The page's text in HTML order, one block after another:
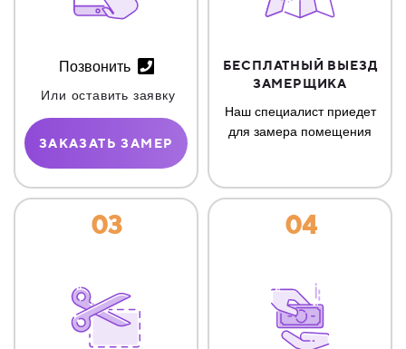
Позвонить
Или оставить заявку
ЗАКАЗАТЬ ЗАМЕР
БЕСПЛАТНЫЙ ВЫЕЗД
ЗАМЕРЩИКА
Наш специалист приедет
для замера помещения
03 04